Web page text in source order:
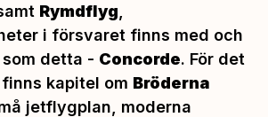
Rymdflyg
i försvaret finns med och
detta - Concorde. För det
kapitel om Bröderna
jetflygplan, moderna